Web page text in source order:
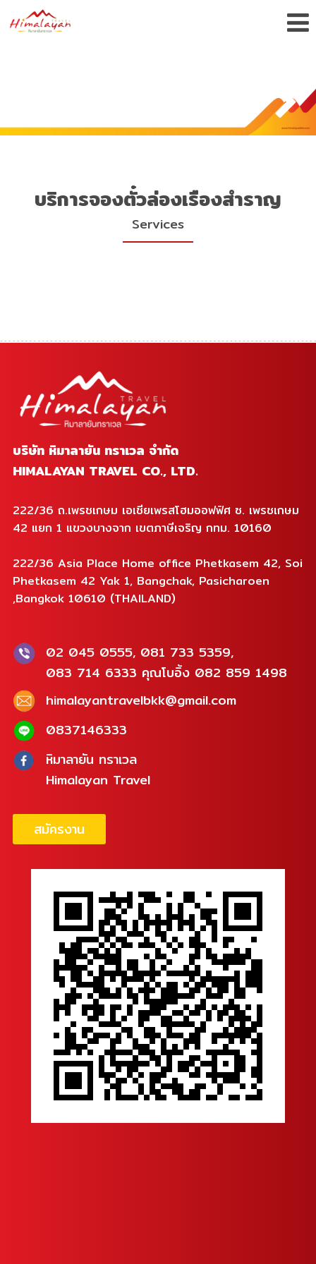
บริการจองตั๋วล่องเรืองสำราญ
Services
บริษัท หิมาลายัน ทราเวล จำกัด
HIMALAYAN TRAVEL CO., LTD.
222/36 ถ.เพรชเกษม เอเชียเพรสโฮมออฟฟิศ ซ. เพรชเกษม
42 แยก 1 แขวงบางจาก เขตภาษีเจริญ กทม. 10160
222/36 Asia Place Home office Phetkasem 42, Soi
Phetkasem 42 Yak 1, Bangchak, Pasicharoen
,Bangkok 10610 (THAILAND)
02 045 0555, 081 733 5359,
083 714 6333 คุณโบอิ้ง 082 859 1498
himalayantravelbkk@gmail.com
0837146333
หิมาลายัน ทราเวล
Himalayan Travel
สมัครงาน